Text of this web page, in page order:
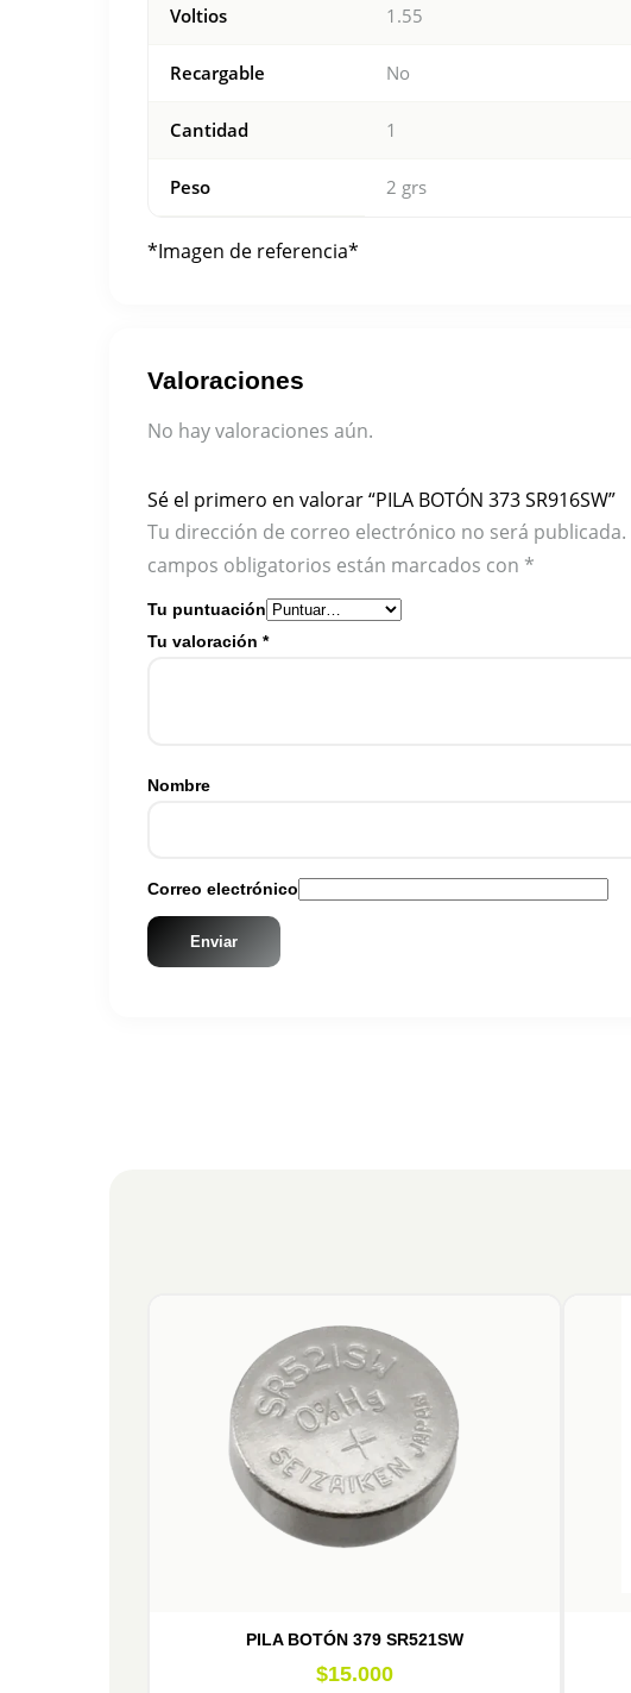
Voltios 1.55
Recargable No
Cantidad 1
Peso 2 grs
*Imagen de referencia*
Valoraciones
No hay valoraciones aún.
Sé el primero en valorar “PILA BOTÓN 373 SR916SW”
Tu dirección de correo electrónico no será publicada.
campos obligatorios están marcados con *
Tu puntuación
Tu valoración *
Nombre
Correo electrónico
PILA BOTÓN 379 SR521SW
$15.000